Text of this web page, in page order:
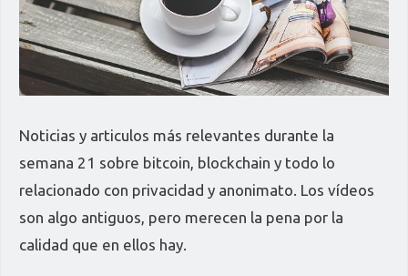
Noticias y articulos más relevantes durante la
semana 21 sobre bitcoin, blockchain y todo lo
relacionado con privacidad y anonimato. Los vídeos
son algo antiguos, pero merecen la pena por la
calidad que en ellos hay.